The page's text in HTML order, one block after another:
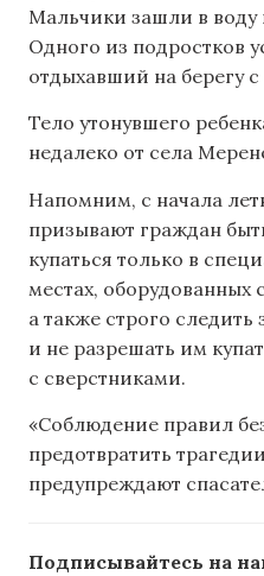
Мальчики зашли в воду
Одного из подростков
отдыхавший на берегу
Тело утонувшего
недалеко от села
Напомним, с начала
призывают граждан
купаться только в
местах, оборудованных
а также строго следить
и не разрешать им
с сверстниками.
«Соблюдение правил
предотвратить
предупреждают
Подписывайтесь на